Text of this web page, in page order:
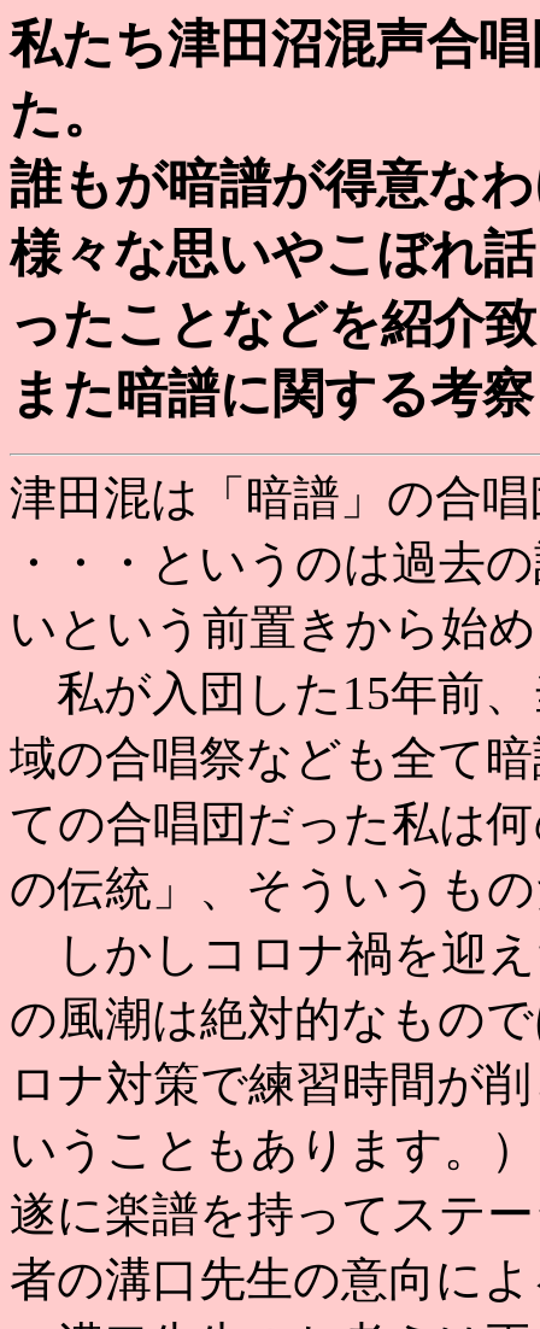
私たち津田沼混声合
た。
誰もが暗譜が得意な
様々な思いやこぼれ
ったことなどを紹介
また暗譜に関する考
津田混は「暗譜」の合
・・・というのは過去
いという前置きから始
私が入団した15年前
域の合唱祭なども全て
ての合唱団だった私は
の伝統」、そういうも
しかしコロナ禍を迎
の風潮は絶対的なもの
ロナ対策で練習時間が
いうこともあります。
遂に楽譜を持ってステ
者の溝口先生の意向に